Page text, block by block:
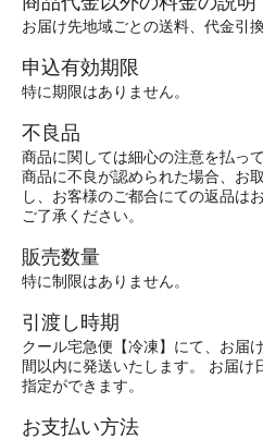
お届け先地域ごとの送料、代金引
申込有効期限
特に期限はありません。
不良品
商品に関しては細心の注意を払っ
商品に不良が認められた場合、お
し、お客様のご都合にての返品は
ご了承ください。
販売数量
特に制限はありません。
引渡し時期
クール宅急便【冷凍】にて、お届
間以内に発送いたします。 お届け
指定ができます。
お支払い方法